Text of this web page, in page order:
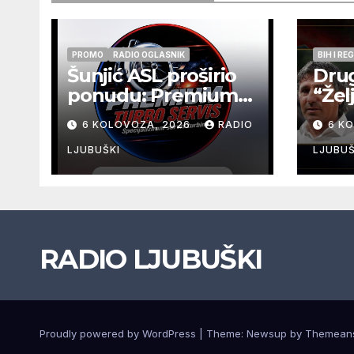
PROMO RADIO OGLASNIK
Šunjić ASL proširio
ponudu: Premium
Turbo Servis sada
na jednoj adresi u
Ljubuškom
6 KOLOVOZA, 2026 RADIO
LJUBUŠKI
BIH I
u
6
RADIO LJUBUŠKI
Proudly powered by WordPress Theme: Newsup by